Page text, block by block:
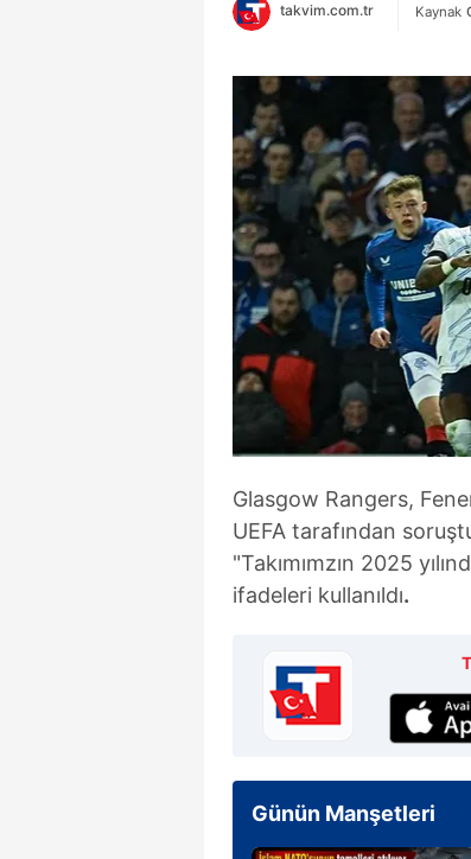
takvim.com.tr Kaynak
Glasgow Rangers,
UEFA tarafından
"Takımımzın 2025
ifadeleri kullanıldı.
Günün Manşetleri